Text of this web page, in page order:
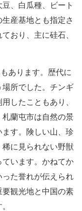
、白瓜種、ビート
産基地とも指定さ
おり、主に硅石、
あります。歴代に
所でした。チンギ
したこともあり、
蘭屯市は自然の景
す。険しい山、珍
稀に見られない野獣
います。かねてか
た誉れが伝えられ
観光地と中国の素